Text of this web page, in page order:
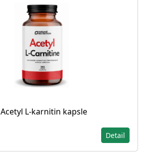
Acetyl L-karnitin kapsle
Detail